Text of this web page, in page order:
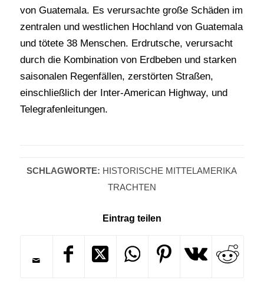
von Guatemala. Es verursachte große Schäden im
zentralen und westlichen Hochland von Guatemala
und tötete 38 Menschen. Erdrutsche, verursacht
durch die Kombination von Erdbeben und starken
saisonalen Regenfällen, zerstörten Straßen,
einschließlich der Inter-American Highway, und
Telegrafenleitungen.
SCHLAGWORTE: HISTORISCHE MITTELAMERIKA
TRACHTEN
Eintrag teilen